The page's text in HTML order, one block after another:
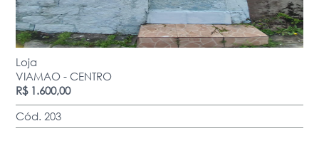
Loja
VIAMAO - CENTRO
R$ 1.600,00
Cód. 203